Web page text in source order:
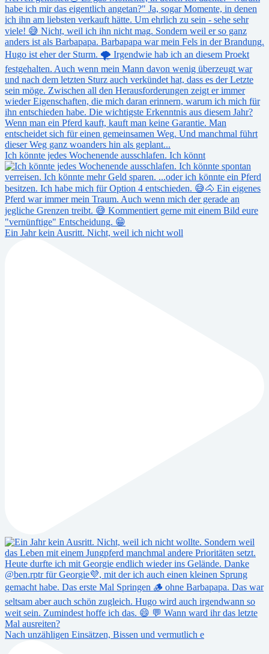
Ich könnte jedes Wochenende ausschlafen. Ich könnt
Ein Jahr kein Ausritt. Nicht, weil ich nicht woll
Nach unzähligen Einsätzen, Bissen und vermutlich e